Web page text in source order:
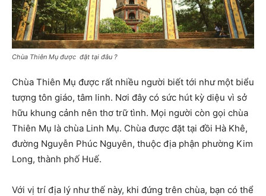
Chùa Thiên Mụ được đặt tại đâu ?
Chùa Thiên Mụ được rất nhiều người biết tới như một biểu
tượng tôn giáo, tâm linh. Nơi đây có sức hút kỳ diệu vì sở
hữu khung cảnh nên thơ trữ tình. Mọi người còn gọi chùa
Thiên Mụ là chùa Linh Mụ. Chùa được đặt tại đồi Hà Khê,
đường Nguyễn Phúc Nguyên, thuộc địa phận phường Kim
Long, thành phố Huế.
Với vị trí địa lý như thế này, khi đứng trên chùa, bạn có thể